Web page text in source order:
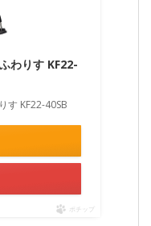
わりす KF22-
す KF22-40SB
ポチップ